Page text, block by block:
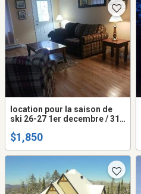
location pour la saison de
ski 26-27 1er decembre / 31
$1,850